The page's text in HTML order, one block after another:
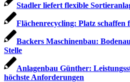
Stadler liefert flexible
Flächenrecycling: Platz schaffen
Backers Maschinenbau:
Stelle
Anlagenbau Günther:
höchste Anforderungen